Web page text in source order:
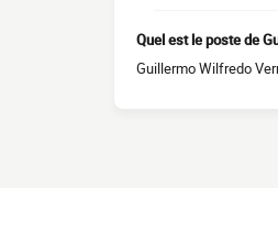
Quel est le poste de
Guillermo Wilfredo